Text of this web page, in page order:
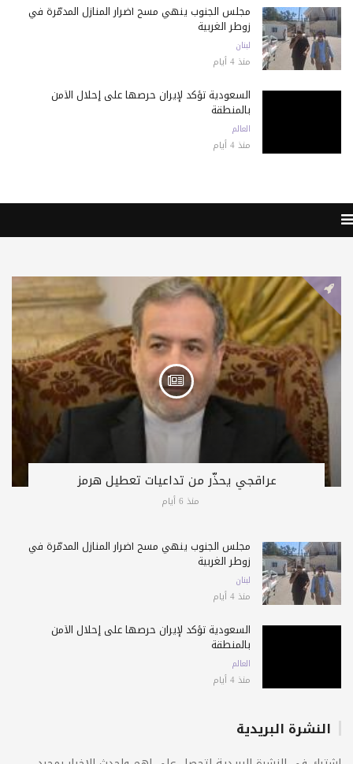
مجلس الجنوب ينهي مسح أضرار المنازل المدمّرة في
زوطر الغربية
لبنان
منذ 4 أيام
السعودية تؤكد لإيران حرصها على إحلال الأمن
بالمنطقة
العالم
منذ 4 أيام
عراقجي يحذّر من تداعيات تعطيل هرمز
منذ 6 أيام
مجلس الجنوب ينهي مسح أضرار المنازل المدمّرة في
زوطر الغربية
لبنان
منذ 4 أيام
السعودية تؤكد لإيران حرصها على إحلال الأمن
بالمنطقة
العالم
منذ 4 أيام
النشرة البريدية